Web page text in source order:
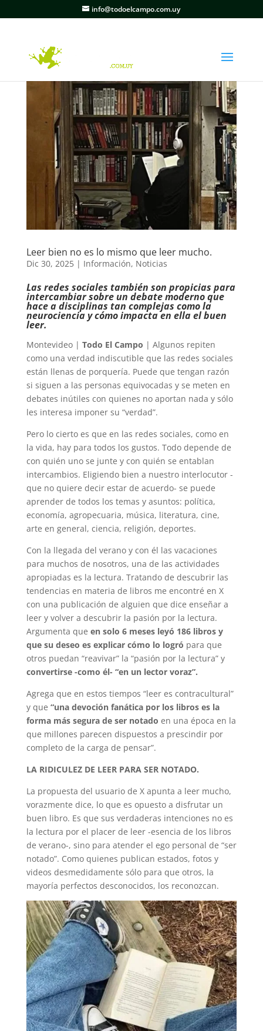
info@todoelcampo.com.uy
Leer bien no es lo mismo que leer mucho.
Dic 30, 2025| Información, Noticias
Las redes sociales también son propicias para
intercambiar sobre un debate moderno que
hace a disciplinas tan complejas como la
neurociencia y cómo impacta en ella el buen
leer.
Montevideo | Todo El Campo | Algunos repiten
como una verdad indiscutible que las redes sociales
están llenas de porquería. Puede que tengan razón
si siguen a las personas equivocadas y se meten en
debates inútiles con quienes no aportan nada y sólo
les interesa imponer su “verdad”.
Pero lo cierto es que en las redes sociales, como en
la vida, hay para todos los gustos. Todo depende de
con quién uno se junte y con quién se entablan
intercambios. Eligiendo bien a nuestro interlocutor -
que no quiere decir estar de acuerdo- se puede
aprender de todos los temas y asuntos: política,
economía, agropecuaria, música, literatura, cine,
arte en general, ciencia, religión, deportes.
Con la llegada del verano y con él las vacaciones
para muchos de nosotros, una de las actividades
apropiadas es la lectura. Tratando de descubrir las
tendencias en materia de libros me encontré en X
con una publicación de alguien que dice enseñar a
leer y volver a descubrir la pasión por la lectura.
Argumenta que en solo 6 meses leyó 186 libros y
que su deseo es explicar cómo lo logró para que
otros puedan “reavivar” la “pasión por la lectura” y
convertirse -como él- “en un lector voraz”.
Agrega que en estos tiempos “leer es contracultural”
y que “una devoción fanática por los libros es la
forma más segura de ser notado en una época en la
que millones parecen dispuestos a prescindir por
completo de la carga de pensar”.
LA RIDICULEZ DE LEER PARA SER NOTADO.
La propuesta del usuario de X apunta a leer mucho,
vorazmente dice, lo que es opuesto a disfrutar un
buen libro. Es que sus verdaderas intenciones no es
la lectura por el placer de leer -esencia de los libros
de verano-, sino para atender el ego personal de “ser
notado”. Como quienes publican estados, fotos y
videos desmedidamente sólo para que otros, la
mayoría perfectos desconocidos, los reconozcan.